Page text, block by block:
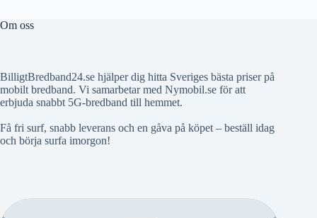
Om oss
BilligtBredband24.se hjälper dig hitta Sveriges bästa priser på
mobilt bredband. Vi samarbetar med Nymobil.se för att
erbjuda snabbt 5G-bredband till hemmet.
Få fri surf, snabb leverans och en gåva på köpet – beställ idag
och börja surfa imorgon!